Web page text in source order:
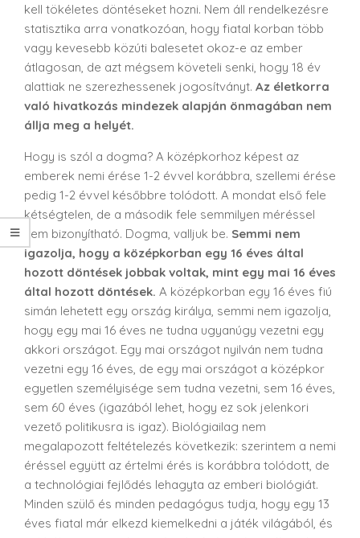
kell tökéletes döntéseket hozni. Nem áll rendelkezésre
statisztika arra vonatkozóan, hogy fiatal korban több
vagy kevesebb közúti balesetet okoz-e az ember
átlagosan, de azt mégsem követeli senki, hogy 18 év
alattiak ne szerezhessenek jogosítványt. Az életkorra
való hivatkozás mindezek alapján önmagában nem
állja meg a helyét.
Hogy is szól a dogma? A középkorhoz képest az
emberek nemi érése 1-2 évvel korábbra, szellemi érése
pedig 1-2 évvel későbbre tolódott. A mondat első fele
kétségtelen, de a második fele semmilyen méréssel
nem bizonyítható. Dogma, valljuk be. Semmi nem
igazolja, hogy a középkorban egy 16 éves által
hozott döntések jobbak voltak, mint egy mai 16 éves
által hozott döntések. A középkorban egy 16 éves fiú
simán lehetett egy ország királya, semmi nem igazolja,
hogy egy mai 16 éves ne tudna ugyanúgy vezetni egy
akkori országot. Egy mai országot nyilván nem tudna
vezetni egy 16 éves, de egy mai országot a középkor
egyetlen személyisége sem tudna vezetni, sem 16 éves,
sem 60 éves (igazából lehet, hogy ez sok jelenkori
vezető politikusra is igaz). Biológiailag nem
megalapozott feltételezés következik: szerintem a nemi
éréssel együtt az értelmi érés is korábbra tolódott, de
a technológiai fejlődés lehagyta az emberi biológiát.
Minden szülő és minden pedagógus tudja, hogy egy 13
éves fiatal már elkezd kiemelkedni a játék világából, és